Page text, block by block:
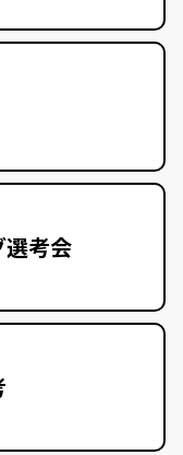
選考会